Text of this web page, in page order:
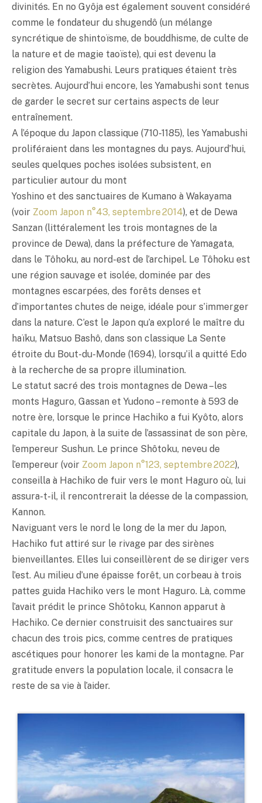
divinités. En no Gyôja est également souvent considéré
comme le fondateur du shugendô (un mélange
syncrétique de shintoïsme, de bouddhisme, de culte de
la nature et de magie taoïste), qui est devenu la
religion des Yamabushi. Leurs pratiques étaient très
secrètes. Aujourd’hui encore, les Yamabushi sont tenus
de garder le secret sur certains aspects de leur
entraînement.
A l’époque du Japon classique (710-1185), les Yamabushi
proliféraient dans les montagnes du pays. Aujourd’hui,
seules quelques poches isolées subsistent, en
particulier autour du mont
Yoshino et des sanctuaires de Kumano à Wakayama
(voir Zoom Japon n°43, septembre 2014), et de Dewa
Sanzan (littéralement les trois montagnes de la
province de Dewa), dans la préfecture de Yamagata,
dans le Tôhoku, au nord-est de l’archipel. Le Tôhoku est
une région sauvage et isolée, dominée par des
montagnes escarpées, des forêts denses et
d’importantes chutes de neige, idéale pour s’immerger
dans la nature. C’est le Japon qu’a exploré le maître du
haïku, Matsuo Bashô, dans son classique La Sente
étroite du Bout-du-Monde (1694), lorsqu’il a quitté Edo
à la recherche de sa propre illumination.
Le statut sacré des trois montagnes de Dewa –les
monts Haguro, Gassan et Yudono – remonte à 593 de
notre ère, lorsque le prince Hachiko a fui Kyôto, alors
capitale du Japon, à la suite de l’assassinat de son père,
l’empereur Sushun. Le prince Shôtoku, neveu de
l’empereur (voir Zoom Japon n°123, septembre 2022),
conseilla à Hachiko de fuir vers le mont Haguro où, lui
assura-t-il, il rencontrerait la déesse de la compassion,
Kannon.
Naviguant vers le nord le long de la mer du Japon,
Hachiko fut attiré sur le rivage par des sirènes
bienveillantes. Elles lui conseillèrent de se diriger vers
l’est. Au milieu d’une épaisse forêt, un corbeau à trois
pattes guida Hachiko vers le mont Haguro. Là, comme
l’avait prédit le prince Shôtoku, Kannon apparut à
Hachiko. Ce dernier construisit des sanctuaires sur
chacun des trois pics, comme centres de pratiques
ascétiques pour honorer les kami de la montagne. Par
gratitude envers la population locale, il consacra le
reste de sa vie à l’aider.